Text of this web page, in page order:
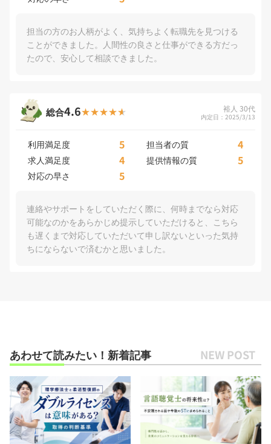
担当の方のお人柄がよく、気持ちよく転職先を見つける
ことができました。人間性の良さと仕事ができる方だっ
たので、安心して相談できました。
総合4.6 裕人 30代
内定日：2025/3/13
利用満足度 5 担当者の質 4
求人満足度 4 提供情報の質 5
対応の早さ 5
連絡やサポートをしていただく際に、何時までなら対応
可能なのかをあらかじめ提示していただけると、こちら
も遅くまで対応していただいて申し訳ないといった気持
ちにならないで済むかと思いました。
あわせて読みたい！新着記事